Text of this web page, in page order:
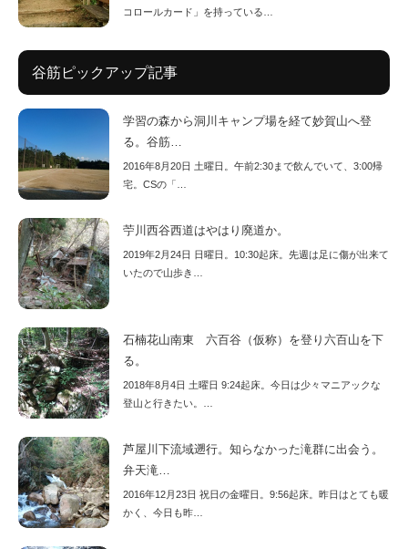
コロールカード」を持っている…
谷筋ピックアップ記事
学習の森から洞川キャンプ場を経て妙賀山へ登
る。谷筋…
2016年8月20日 土曜日。午前2:30まで飲んでいて、3:00帰
宅。CSの「…
苧川西谷西道はやはり廃道か。
2019年2月24日 日曜日。10:30起床。先週は足に傷が出来て
いたので山歩き…
石楠花山南東 六百谷（仮称）を登り六百山を下
る。
2018年8月4日 土曜日 9:24起床。今日は少々マニアックな
登山と行きたい。…
芦屋川下流域遡行。知らなかった滝群に出会う。
弁天滝…
2016年12月23日 祝日の金曜日。9:56起床。昨日はとても暖
かく、今日も昨…